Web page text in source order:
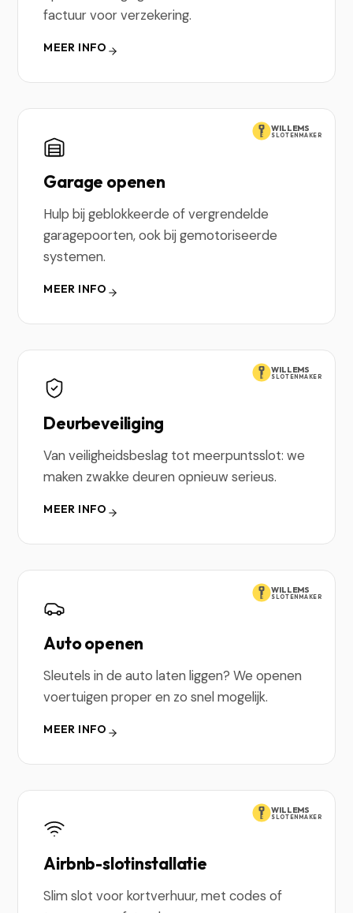
factuur voor verzekering.
MEER INFO
WILLEMS
SLOTENMAKER
Garage openen
Hulp bij geblokkeerde of vergrendelde
garagepoorten, ook bij gemotoriseerde
systemen.
MEER INFO
WILLEMS
SLOTENMAKER
Deurbeveiliging
Van veiligheidsbeslag tot meerpuntsslot: we
maken zwakke deuren opnieuw serieus.
MEER INFO
WILLEMS
SLOTENMAKER
Auto openen
Sleutels in de auto laten liggen? We openen
voertuigen proper en zo snel mogelijk.
MEER INFO
WILLEMS
SLOTENMAKER
Airbnb-slotinstallatie
Slim slot voor kortverhuur, met codes of